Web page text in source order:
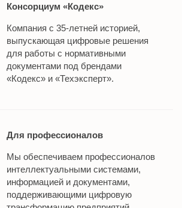
Консорциум «Кодекс»
Компания с 35-летней историей,
выпускающая цифровые решения
для работы с нормативными
документами под брендами
«Кодекс» и «Техэксперт».
Для профессионалов
Мы обеспечиваем профессионалов
интеллектуальными системами,
информацией и документами,
поддерживающими цифровую